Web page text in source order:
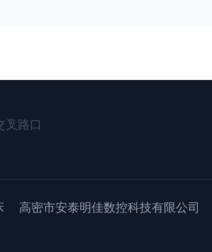
叉路口
高密市安泰明佳数控科技有限公司